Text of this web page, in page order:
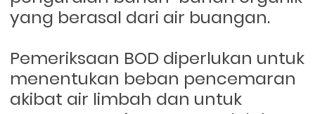
yang berasal dari air buangan.
Pemeriksaan BOD diperlukan untuk
menentukan beban pencemaran
akibat air limbah dan untuk